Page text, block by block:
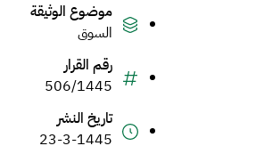
موضوع الوثيقة
السوق
رقم القرار
506/1445
تاريخ النشر
23-3-1445